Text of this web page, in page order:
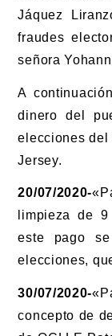
Jáquez
fraudes
señora
A
dinero del
elecciones
Jersey.
20/07/2020-
limpieza de
este pago
elecciones,
30/07/2020-
concepto de